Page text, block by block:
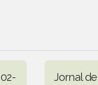
Jornal